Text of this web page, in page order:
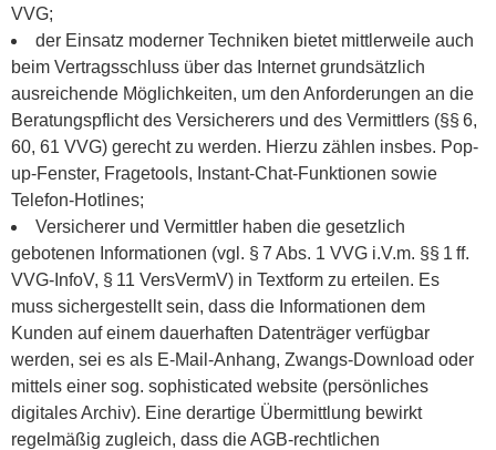
VVG;
der Einsatz moderner Techniken bietet mittlerweile auch
beim Vertragsschluss über das Internet grundsätzlich
ausreichende Möglichkeiten, um den Anforderungen an die
Beratungspflicht des Versicherers und des Vermittlers (§§ 6,
60, 61 VVG) gerecht zu werden. Hierzu zählen insbes. Pop-
up-Fenster, Fragetools, Instant-Chat-Funktionen sowie
Telefon-Hotlines;
Versicherer und Vermittler haben die gesetzlich
gebotenen Informationen (vgl. § 7 Abs. 1 VVG i.V.m. §§ 1 ff.
VVG-InfoV, § 11 VersVermV) in Textform zu erteilen. Es
muss sichergestellt sein, dass die Informationen dem
Kunden auf einem dauerhaften Datenträger verfügbar
werden, sei es als E-Mail-Anhang, Zwangs-Download oder
mittels einer sog. sophisticated website (persönliches
digitales Archiv). Eine derartige Übermittlung bewirkt
regelmäßig zugleich, dass die AGB-rechtlichen